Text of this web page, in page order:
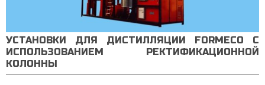
УСТАНОВКИ ДЛЯ ДИСТИЛЛЯЦИИ FORMECO С
ИСПОЛЬЗОВАНИЕМ РЕКТИФИКАЦИОННОЙ
КОЛОННЫ